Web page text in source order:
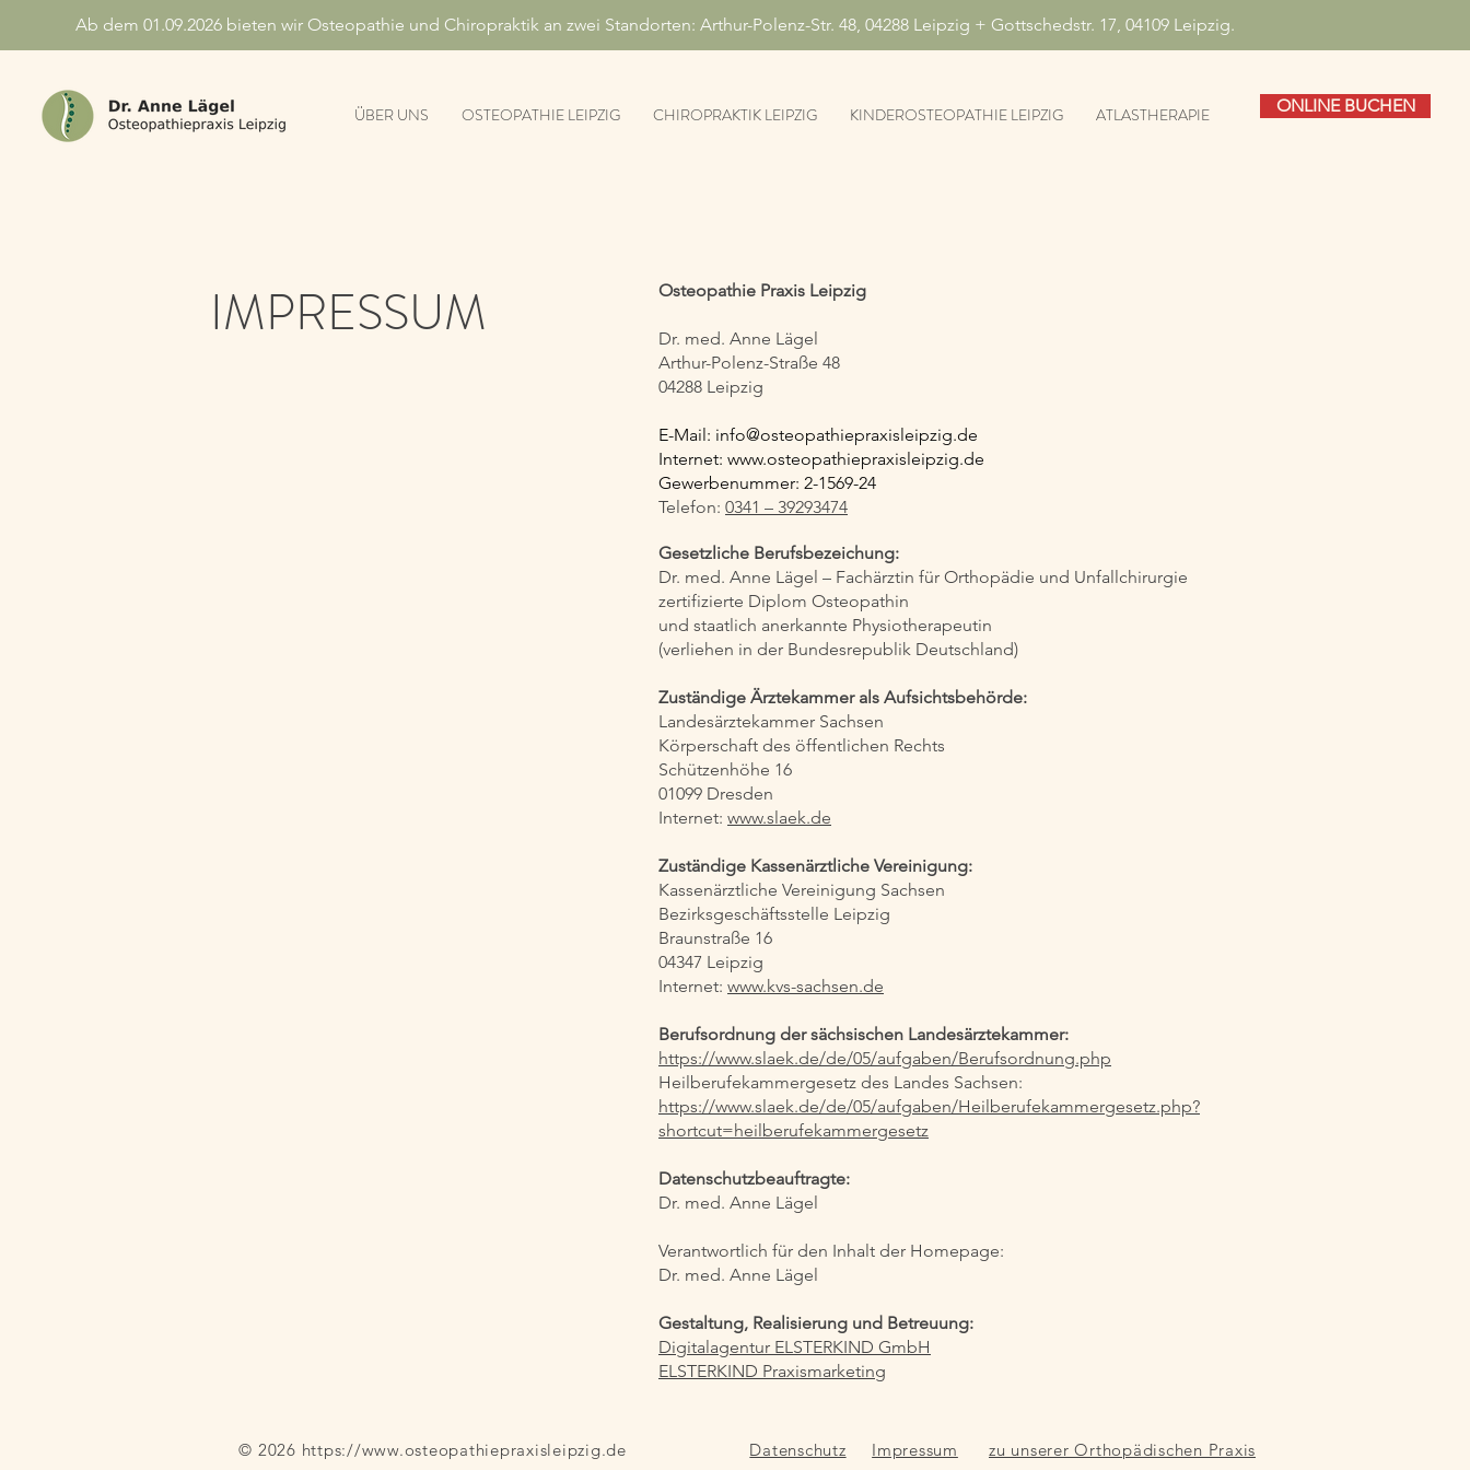
Ab dem 01.09.2026 bieten wir Osteopathie und Chiropraktik an zwei Standorten: Arthur-Polenz-Str. 48, 04288 Leipzig + Gottschedstr. 17, 04109 Leipzig.
ÜBER UNS OSTEOPATHIE LEIPZIG CHIROPRAKTIK LEIPZIG KINDEROSTEOPATHIE LEIPZIG ATLASTHERAPIE ONLINE BUCHEN
IMPRESSUM Osteopathie Praxis Leipzig
Dr. med. Anne Lägel
Arthur-Polenz-Straße 48
04288 Leipzig
E-Mail: info@osteopathiepraxisleipzig.de
Internet: www.osteopathiepraxisleipzig.de
Gewerbenummer: 2-1569-24
Telefon: 0341 – 39293474
Gesetzliche Berufsbezeichung:
Dr. med. Anne Lägel – Fachärztin für Orthopädie und Unfallchirurgie
zertifizierte Diplom Osteopathin
und staatlich anerkannte Physiotherapeutin
(verliehen in der Bundesrepublik Deutschland)
Zuständige Ärztekammer als Aufsichtsbehörde:
Landesärztekammer Sachsen
Körperschaft des öffentlichen Rechts
Schützenhöhe 16
01099 Dresden
Internet: www.slaek.de
Zuständige Kassenärztliche Vereinigung:
Kassenärztliche Vereinigung Sachsen
Bezirksgeschäftsstelle Leipzig
Braunstraße 16
04347 Leipzig
Internet: www.kvs-sachsen.de
Berufsordnung der sächsischen Landesärztekammer:
https://www.slaek.de/de/05/aufgaben/Berufsordnung.php
Heilberufekammergesetz des Landes Sachsen:
https://www.slaek.de/de/05/aufgaben/Heilberufekammergesetz.php?
shortcut=heilberufekammergesetz
Datenschutzbeauftragte:
Dr. med. Anne Lägel
Verantwortlich für den Inhalt der Homepage:
Dr. med. Anne Lägel
Gestaltung, Realisierung und Betreuung:
Digitalagentur ELSTERKIND GmbH
ELSTERKIND Praxismarketing
© 2026 https://www.osteopathiepraxisleipzig.de Datenschutz Impressum zu unserer Orthopädischen Praxis